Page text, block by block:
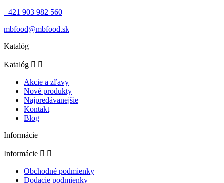
+421 903 982 560
mbfood@mbfood.sk
Katalóg
Katalóg  
Akcie a zľavy
Nové produkty
Najpredávanejšie
Kontakt
Blog
Informácie
Informácie  
Obchodné podmienky
Dodacie podmienky